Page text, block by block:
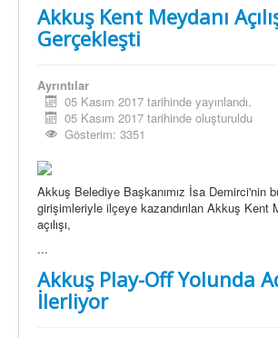
Akkuş Kent Meydanı
Gerçekleşti
Ayrıntılar
05 Kasım 2017 tarihinde yayınlandı.
05 Kasım 2017 tarihinde oluşturuldu
Gösterim: 3351
Akkuş Belediye Başkanımız İsa Demirci'nin
girişimleriyle ilçeye kazandırılan Akkuş Kent
açılışı,
...
Akkuş Play-Off Yolunda
İlerliyor